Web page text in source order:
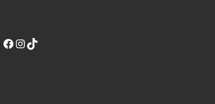
Facebook InstagramTikTok